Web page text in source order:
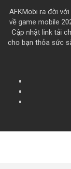
AFKMobi ra đời
về game mobile
Cập nhật link tải
cho bạn thỏa sức